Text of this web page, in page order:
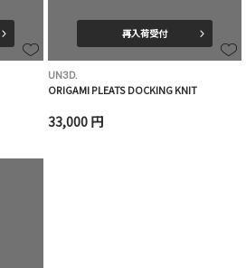
再入荷受付
UN3D.
ORIGAMI PLEATS DOCKING KNIT
33,000 円